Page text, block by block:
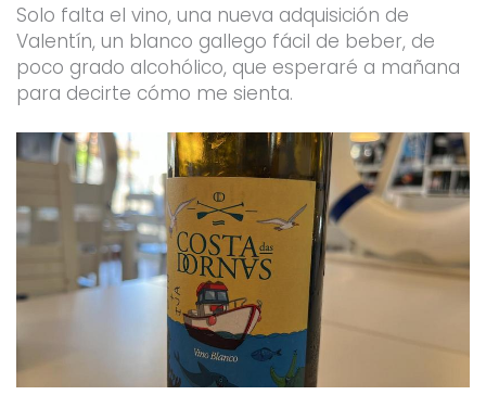
Solo falta el vino, una nueva adquisición de
Valentín, un blanco gallego fácil de beber, de
poco grado alcohólico, que esperaré a mañana
para decirte cómo me sienta.